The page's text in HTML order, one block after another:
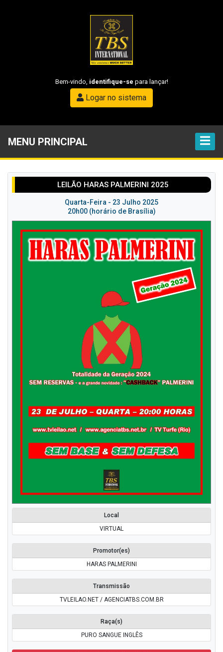
Bem-vindo, identifique-se para lançar!
Logar no sistema
MENU PRINCIPAL
LEILÃO HARAS PALMERINI 2025
Quarta-Feira - 23 Julho 2025
20h00 (horário de Brasília)
Local
VIRTUAL
Promotor(es)
HARAS PALMERINI
Transmissão
TVLEILAO.NET / AGENCIATBS.COM.BR
Raça(s)
PURO SANGUE INGLÊS